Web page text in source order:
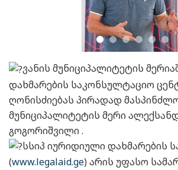
ვანის მუნიციპალიტეტის
დახმარების საკონსულტაციო
ღონისძიებას პირადად
მუნიციპალიტეტის მერი
გოგორიშვილი .
სსიპ იურიდიული დახმარების
(www.legalaid.ge) არის უფასო